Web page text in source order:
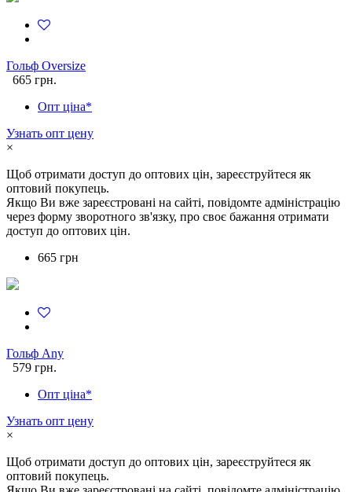
Гольф Oversize
665 грн.
Опт ціна*
Узнать опт цену
×
Щоб отримати доступ до оптових цін, зареєструйтеся як
оптовий покупець.
Якщо Ви вже зареєстровані на сайті, повідомте адміністрацію
через форму зворотного зв'язку, про своє бажання отримати
доступ до оптових цін.
665 грн
Гольф Any
579 грн.
Опт ціна*
Узнать опт цену
×
Щоб отримати доступ до оптових цін, зареєструйтеся як
оптовий покупець.